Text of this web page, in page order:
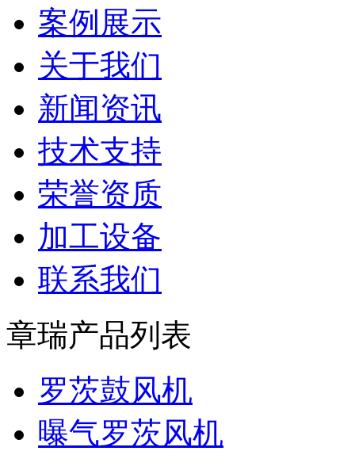
案例展示
关于我们
新闻资讯
技术支持
荣誉资质
加工设备
联系我们
章瑞产品列表
罗茨鼓风机
曝气罗茨风机